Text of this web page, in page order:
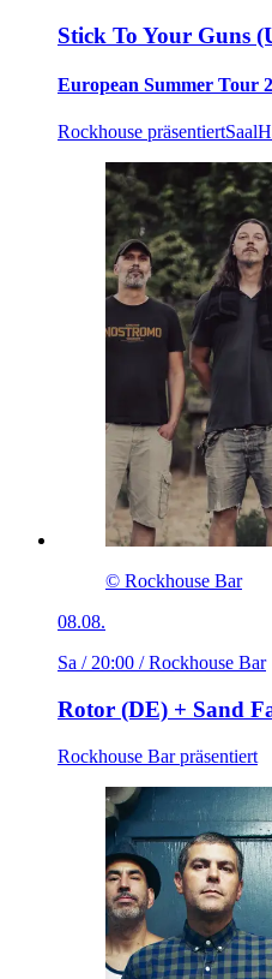
Stick To Your Guns
European Summer Tour
Rockhouse präsentiertSaal
© Rockhouse Bar
08.08.
Sa / 20:00 / Rockhouse Bar
Rotor (DE) + Sand
Rockhouse Bar präsentiert